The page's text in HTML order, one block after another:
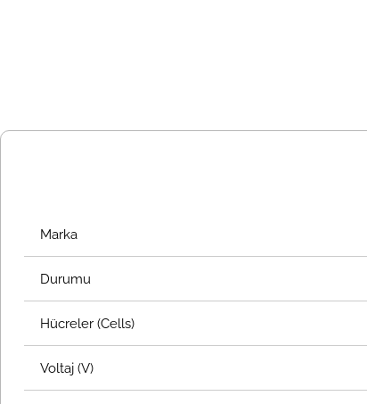
Marka
Durumu
Hücreler (Cells)
Voltaj (V)